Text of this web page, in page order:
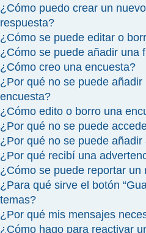
¿Cómo puedo crear un
respuesta?
¿Cómo se puede editar o
¿Cómo se puede añadir una
¿Cómo creo una encuesta?
¿Por qué no se puede
encuesta?
¿Cómo edito o borro una
¿Por qué no se puede
¿Por qué no se puede
¿Por qué recibí una
¿Cómo se puede reportar
¿Para qué sirve el botón
temas?
¿Por qué mis mensajes
¿Cómo hago para reactivar